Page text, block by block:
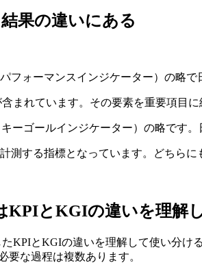
果の違いにある
フォーマンスインジケーター）の略
まれています。その要素を重要項目
ーゴールインジケーター）の略です
測する指標となっています。どちら
KPIとKGIの違いを理解
KPIとKGIの違いを理解して使い分
要な過程は複数あります。